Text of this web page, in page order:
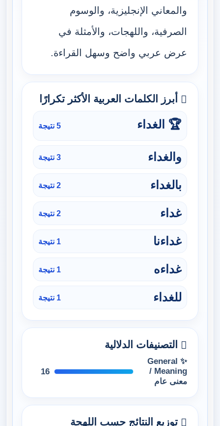
والمعاني الإنجليزية، والوسوم
الصرفية، واللهجات، والأمثلة في
عرض عربي واضح وسهل القراءة.
أبرز الكلمات العربية الأكثر تكرارًا
🏆 الغداء 5 نتيجة
والغداء 3 نتيجة
بالغداء 2 نتيجة
غداء 2 نتيجة
غداءنا 1 نتيجة
غداءه 1 نتيجة
للغداء 1 نتيجة
التصنيفات الدلالية
✨ General
Meaning /
معنى عام
16
توزيع النتائج حسب اللهجة